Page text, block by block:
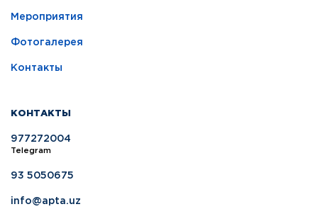
Мероприятия
Фотогалерея
Контакты
КОНТАКТЫ
977272004
Telegram
93 5050675
info@apta.uz